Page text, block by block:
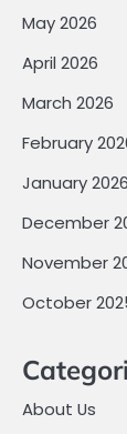
May 2026
April 2026
March 2026
February
January 2026
December
November
October
About Us